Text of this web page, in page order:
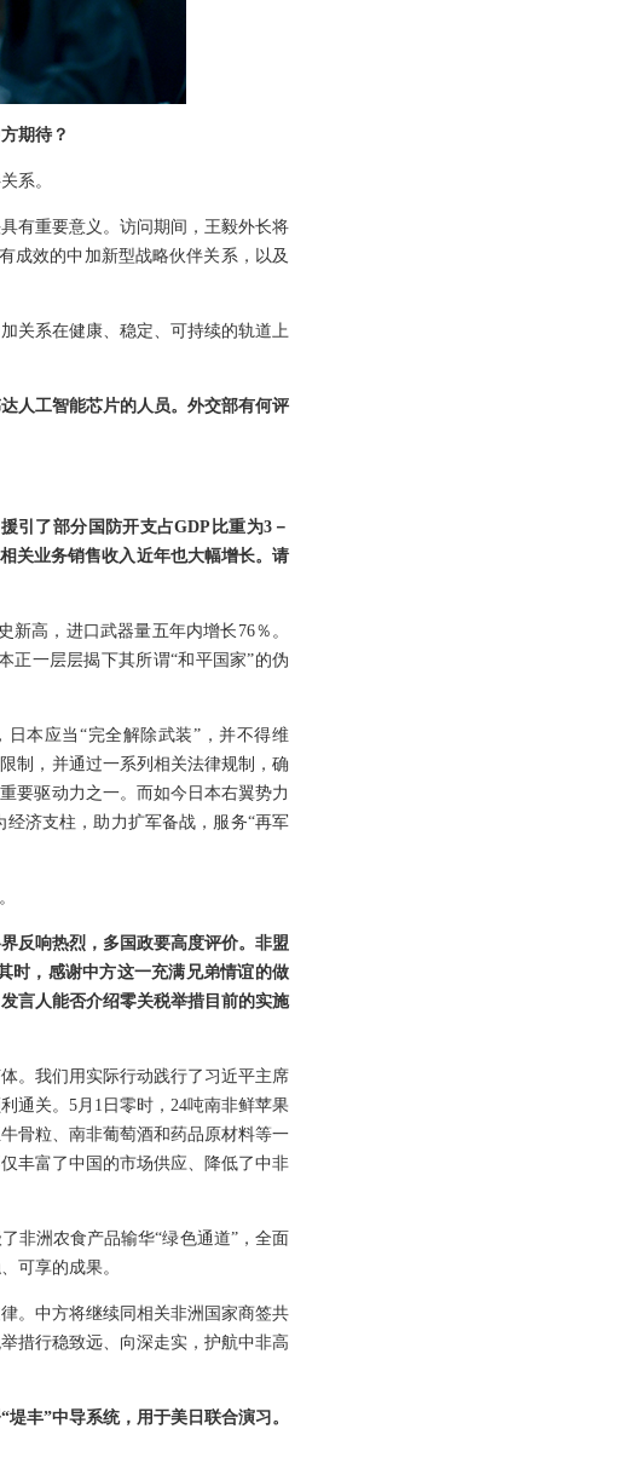
期待？
系。
有重要意义。访问期间，王毅外长将
成效的中加新型战略伙伴关系，以及
关系在健康、稳定、可持续的轨道上
人工智能芯片的人员。外交部有何评
引了部分国防开支占GDP比重为3－
关业务销售收入近年也大幅增长。请
新高，进口武器量五年内增长76％。
正一层层揭下其所谓“和平国家”的伪
本应当“完全解除武装”，并不得维
制，并通过一系列相关法律规制，确
要驱动力之一。而如今日本右翼势力
济支柱，助力扩军备战，服务“再军
反响热烈，多国政要高度评价。非盟
时，感谢中方这一充满兄弟情谊的做
言人能否介绍零关税举措目前的实施
。我们用实际行动践行了习近平主席
通关。5月1日零时，24吨南非鲜苹果
骨粒、南非葡萄酒和药品原材料等一
丰富了中国的市场供应、降低了中非
非洲农食产品输华“绿色通道”，全面
可享的成果。
。中方将继续同相关非洲国家商签共
措行稳致远、向深走实，护航中非高
丰”中导系统，用于美日联合演习。